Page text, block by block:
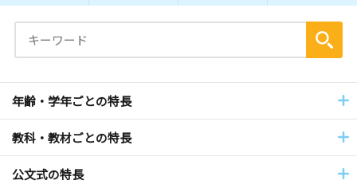
年齢・学年ごとの特長
教科・教材ごとの特長
公文式の特長